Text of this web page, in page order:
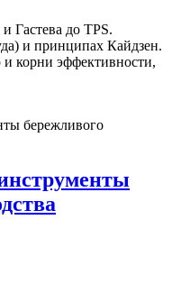
Гастева до TPS.
и принципах Кайдзен.
корни эффективности,